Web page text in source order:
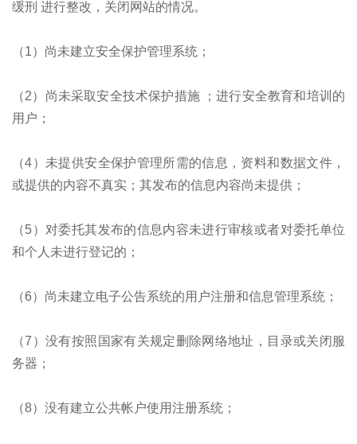
缓刑 进行整改，关闭网站的情况。
（1）尚未建立安全保护管理系统；
（2）尚未采取安全技术保护措施 ；进行安全教育和培训的
用户；
（4）未提供安全保护管理所需的信息，资料和数据文件，
或提供的内容不真实；其发布的信息内容尚未提供；
（5）对委托其发布的信息内容未进行审核或者对委托单位
和个人未进行登记的；
（6）尚未建立电子公告系统的用户注册和信息管理系统；
（7）没有按照国家有关规定删除网络地址，目录或关闭服
务器；
（8）没有建立公共帐户使用注册系统；